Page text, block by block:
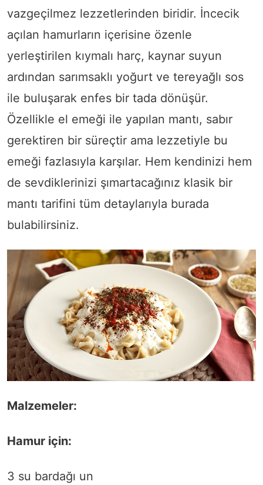
vazgeçilmez lezzetlerinden biridir. İncecik
açılan hamurların içerisine özenle
yerleştirilen kıymalı harç, kaynar suyun
ardından sarımsaklı yoğurt ve tereyağlı sos
ile buluşarak enfes bir tada dönüşür.
Özellikle el emeği ile yapılan mantı, sabır
gerektiren bir süreçtir ama lezzetiyle bu
emeği fazlasıyla karşılar. Hem kendinizi hem
de sevdiklerinizi şımartacağınız klasik bir
mantı tarifini tüm detaylarıyla burada
bulabilirsiniz.
Malzemeler:
Hamur için:
3 su bardağı un